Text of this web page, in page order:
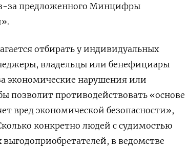
за предложенного Минцифры
отбирать у индивидуальных
владельцы или бенефициары
экономические нарушения или
позволит противодействовать «основе
вред экономической безопасности»,
конкретно людей с судимостью
в ведомстве